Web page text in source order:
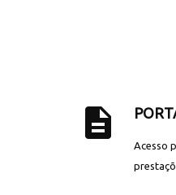
description
Acesso